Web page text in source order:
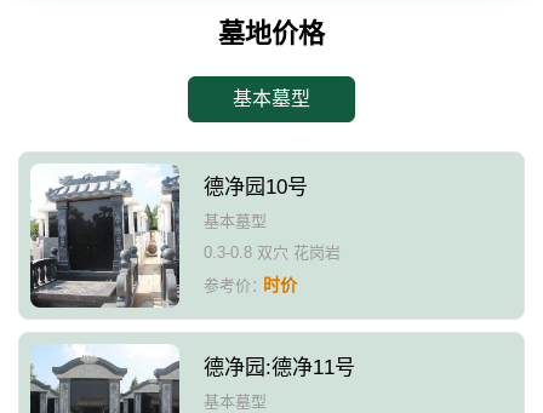
墓地价格
基本墓型
德净园10号
基本墓型
0.3-0.8 双穴 花岗岩
参考价：时价
德净园:德净11号
基本墓型